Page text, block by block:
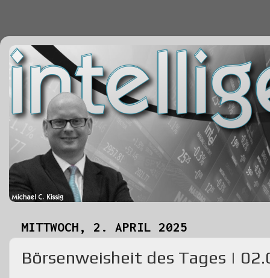
MITTWOCH, 2. APRIL 2025
Börsenweisheit des Tages |